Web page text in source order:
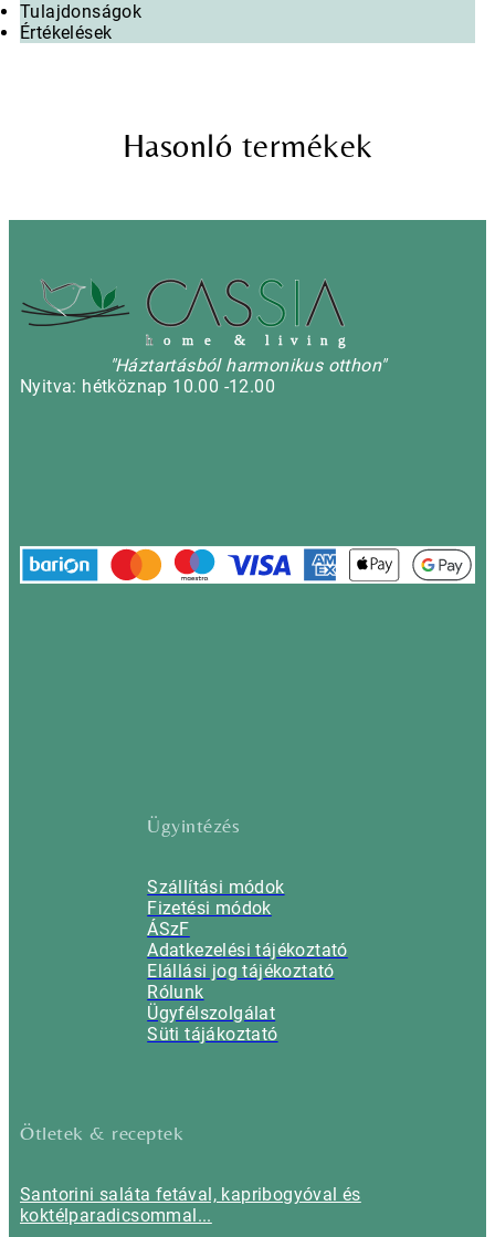
Tulajdonságok
Értékelések
Hasonló termékek
h o m e & l i v i n g
"Háztartásból harmonikus otthon"
Nyitva: hétköznap 10.00 -12.00
Ügyintézés
Szállítási módok
Fizetési módok
ÁSzF
Adatkezelési tájékoztató
Elállási jog tájékoztató
Rólunk
Ügyfélszolgálat
Süti tájákoztató
Ötletek & receptek
Santorini saláta fetával, kapribogyóval és
koktélparadicsommal...